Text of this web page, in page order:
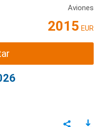
Aviones
2015 EUR